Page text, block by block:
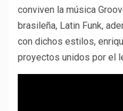
conviven la música
brasileña, Latin Funk,
con dichos estilos,
proyectos unidos por el